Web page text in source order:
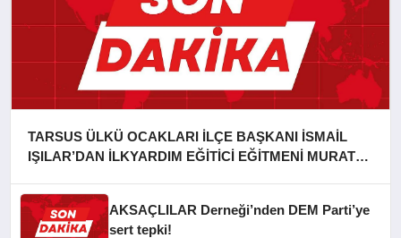
TARSUS ÜLKÜ OCAKLARI İLÇE BAŞKANI İSMAİL
IŞILAR’DAN İLKYARDIM EĞİTİCİ EĞİTMENİ MURAT
AKSAÇLILAR Derneği’nden DEM Parti’ye
sert tepki!